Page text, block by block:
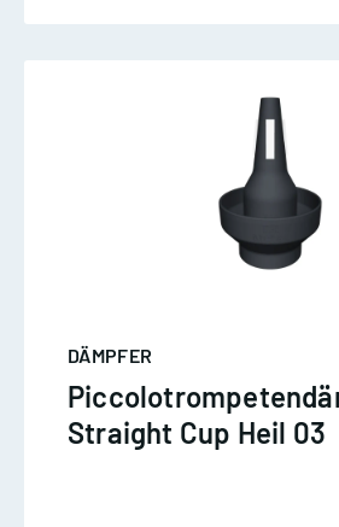
DÄMPFER
Straight Cup Heil 03